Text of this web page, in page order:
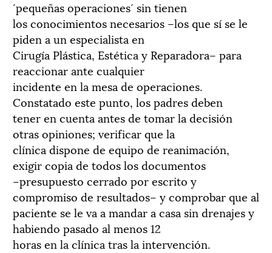
´pequeñas operaciones´ sin tienen
los conocimientos necesarios –los que sí se le
piden a un especialista en
Cirugía Plástica, Estética y Reparadora– para
reaccionar ante cualquier
incidente en la mesa de operaciones.
Constatado este punto, los padres deben
tener en cuenta antes de tomar la decisión
otras opiniones; verificar que la
clínica dispone de equipo de reanimación,
exigir copia de todos los documentos
–presupuesto cerrado por escrito y
compromiso de resultados– y comprobar que al
paciente se le va a mandar a casa sin drenajes y
habiendo pasado al menos 12
horas en la clínica tras la intervención.